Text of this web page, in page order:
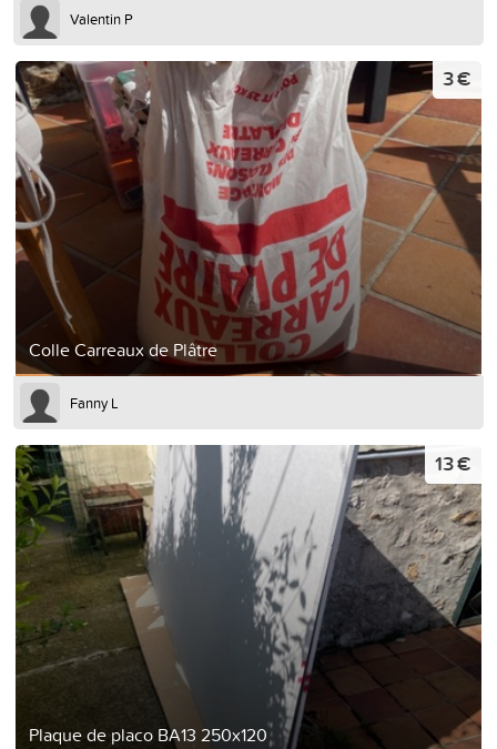
Valentin P
Colle Carreaux de Plâtre
3 €
Fanny L
Plaque de placo BA13 250x120
13 €